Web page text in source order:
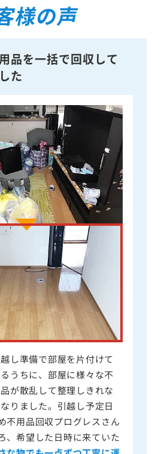
様の声
品を一括で回収して
た
し準備で部屋を片付けて
うちに、部屋に様々な不
が散乱して整理しきれな
りました。引越し予定日
不用品回収プログレスさん
、希望した日時に来ていた